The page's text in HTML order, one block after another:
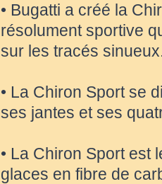
• Bugatti a créé la
résolument sportive
sur les tracés
• La Chiron Sport se
ses jantes et ses
• La Chiron Sport est
glaces en fibre de